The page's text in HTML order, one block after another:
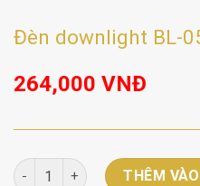
Đèn downlight BL-
264,000 VNĐ
Đèn downlight BL-059-15
THÊM